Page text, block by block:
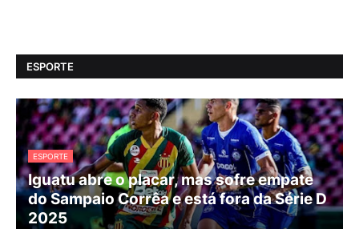
ESPORTE
ESPORTE
Iguatu abre o placar, mas sofre empate
do Sampaio Corrêa e está fora da Série D
2025